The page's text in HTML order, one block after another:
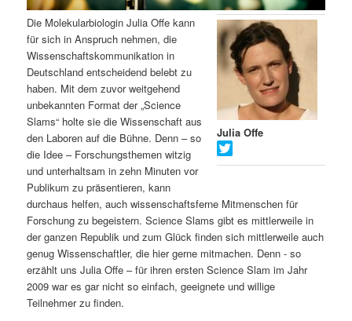
h
a
l
t
s
p
r
i
n
g
I
n
h
a
l
t
s
p
r
i
Julia Offe
Die Molekularbiologin Julia Offe kann
für sich in Anspruch nehmen, die
Wissenschaftskommunikation in
Deutschland entscheidend belebt zu
haben. Mit dem zuvor weitgehend
unbekannten Format der „Science
Slams“ holte sie die Wissenschaft aus
den Laboren auf die Bühne. Denn – so
die Idee – Forschungsthemen witzig
und unterhaltsam in zehn Minuten vor
Publikum zu präsentieren, kann
durchaus helfen, auch wissenschaftsferne Mitmenschen für
Forschung zu begeistern. Science Slams gibt es mittlerweile in
der ganzen Republik und zum Glück finden sich mittlerweile auch
genug Wissenschaftler, die hier gerne mitmachen. Denn - so
erzählt uns Julia Offe – für ihren ersten Science Slam im Jahr
2009 war es gar nicht so einfach, geeignete und willige
Teilnehmer zu finden.